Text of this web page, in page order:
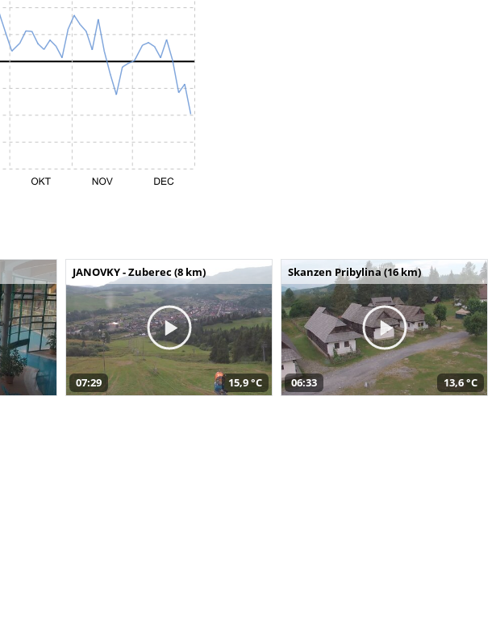
JANOVKY - Zuberec (8 km)
07:29 15,9 °C
Skanzen Pribylina (16 km)
06:33 13,6 °C